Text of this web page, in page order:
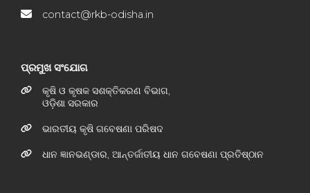
contact@rkb-odisha.in
ପ୍ରମୁଖ ସଂଯୋଗ
କୃଷି ଓ କୃଷକ ସଶକ୍ତିକରଣ ବିଭାଗ,
ଓଡ଼ିଶା ସରକାର
ଭାରତୀୟ କୃଷି ଗବେଷଣା ପରିଷଦ
ଧାନ ଜ୍ଞାନଭଣ୍ଡାର, ଆନ୍ତର୍ଜାତୀୟ ଧାନ ଗବେଷଣା ପ୍ରତିଷ୍ଠାନ